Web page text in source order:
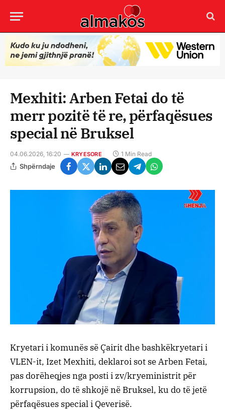
Mexhiti: Arben Fetai do të
merr pozitë të re, përfaqësues
special në Bruksel
04.06.2026, 16:20 KRYESORE 1 Min Read
Shpërndaje
Kryetari i komunës së Çairit dhe bashkëkryetari i
VLEN-it, Izet Mexhiti, deklaroi sot se Arben Fetai,
pas dorëheqjes nga posti i zv/kryeministrit për
korrupsion, do të shkojë në Bruksel, ku do të jetë
përfaqësues special i Qeverisë.